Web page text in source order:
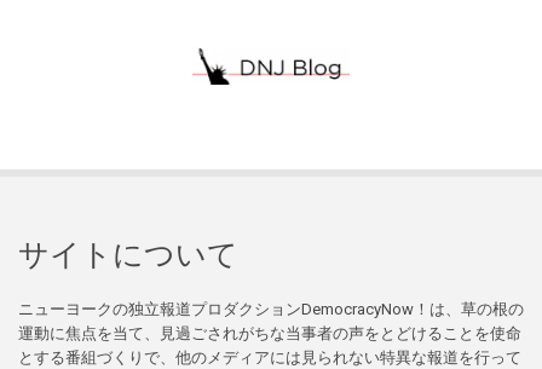
サイトについて
ニューヨークの独立報道プロダクションDemocracyNow！は、草の根の
運動に焦点を当て、見過ごされがちな当事者の声をとどけることを使命
とする番組づくりで、他のメディアには見られない特異な報道を行って